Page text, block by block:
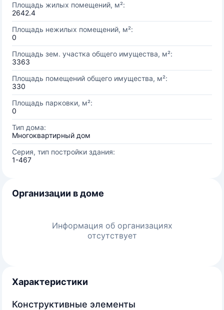
Площадь жилых помещений, м²:
2642.4
Площадь нежилых помещений, м²:
0
Площадь зем. участка общего имущества, м²:
3363
Площадь помещений общего имущества, м²:
330
Площадь парковки, м²:
0
Тип дома:
Многоквартирный дом
Серия, тип постройки здания:
1-467
Организации в доме
Информация об организациях
отсутствует
Характеристики
Конструктивные элементы